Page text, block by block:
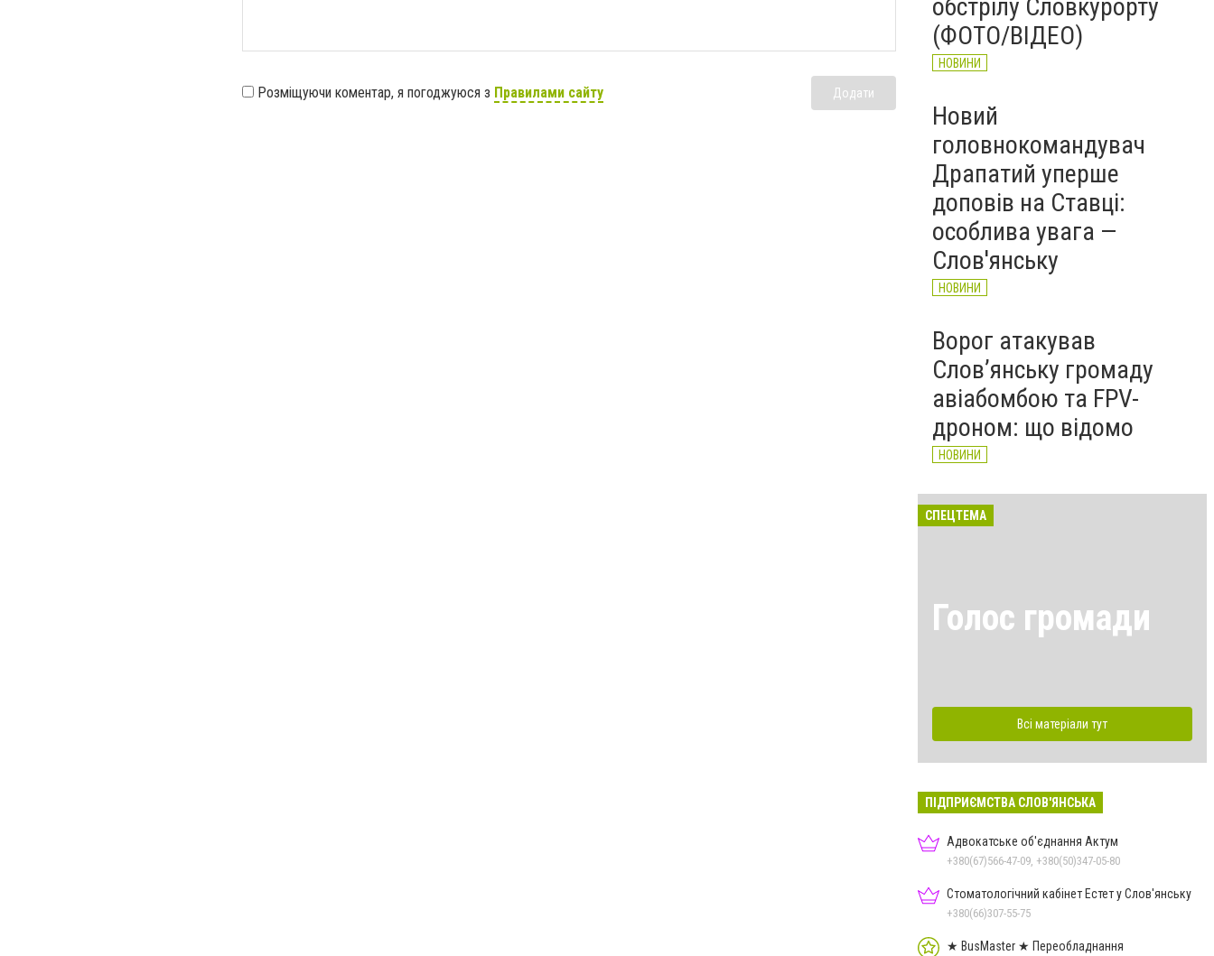
Розміщуючи коментар, я погоджуюся з Правилами сайту Додати
обстрілу Словкурорту
(ФОТО/ВІДЕО)
НОВИНИ
Новий
головнокомандувач
Драпатий уперше
доповів на Ставці:
особлива увага —
Слов'янську
НОВИНИ
Ворог атакував
Слов’янську громаду
авіабомбою та FPV-
дроном: що відомо
НОВИНИ
СПЕЦТЕМА
Голос громади
Всі матеріали тут
ПІДПРИЄМСТВА СЛОВ'ЯНСЬКА
Адвокатське об'єднання Актум
+380(67)566-47-09, +380(50)347-05-80
Стоматологічний кабінет Естет у Слов'янську
+380(66)307-55-75
★ BusMaster ★ Переобладнання